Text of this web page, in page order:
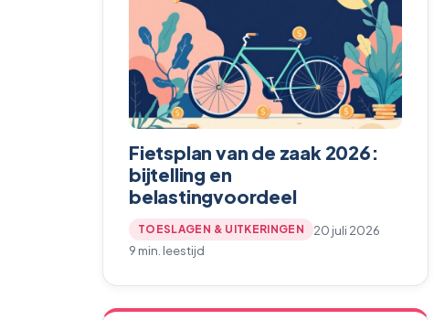
Fietsplan van de zaak 2026:
bijtelling en
belastingvoordeel
TOESLAGEN & UITKERINGEN
20 juli 2026
9 min. leestijd